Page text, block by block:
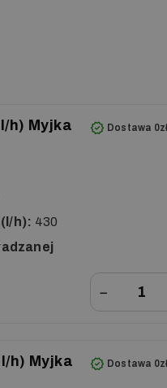
h) Myjka
h): 430
Dostawa 0zł
−
h) Myjka
Dostawa 0zł